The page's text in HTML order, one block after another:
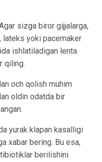
sizga biror gijjalarga,
lateks yoki pacemaker
ishlatiladigan lenta
qiling.
och qolish muhim
oldin odatda bir
yurak klapan kasalligi
xabar bering. Bu esa,
berilishini